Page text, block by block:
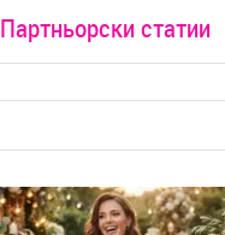
Партньорски статии